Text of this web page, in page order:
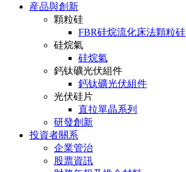
産品與創新
顆粒硅
FBR硅烷流化床法顆粒硅
硅烷氣
硅烷氣
鈣钛礦光伏組件
鈣钛礦光伏組件
光伏硅片
直拉單晶系列
研發創新
投資者關系
企業管治
股票資訊